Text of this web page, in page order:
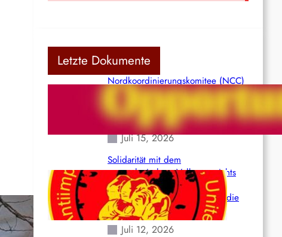
Letzte Dokumente
Nordkoordinierungskomitee (NCC)
der Kommunistischen Partei Indiens
(Maoistisch): Postmoderner
Opportunismus
Juli 15, 2026
Solidarität mit dem
venezolanischem Volk angesichts
der verlorenen Leben und der
katastrophalen Situation durch die
Erdbeben des 24. Juni!
Juli 12, 2026